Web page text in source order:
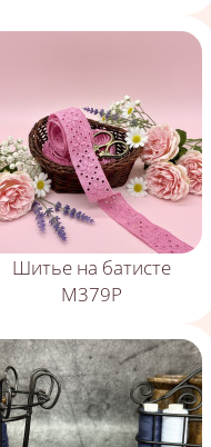
Шитье на батисте
М379Р